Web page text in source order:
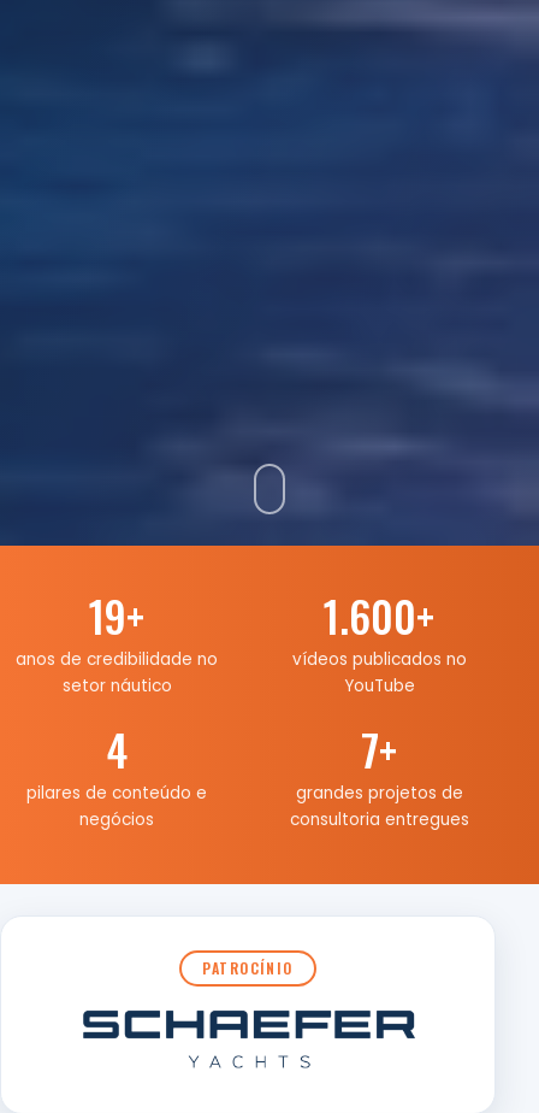
19+
anos de credibilidade no
setor náutico
1.600+
vídeos publicados no
YouTube
4
pilares de conteúdo e
negócios
7+
grandes projetos de
consultoria entregues
PATROCÍNIO